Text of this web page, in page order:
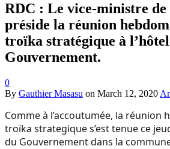
RDC : Le vice-ministre de
préside la réunion
troïka stratégique à
Gouvernement.
0
By Gauthier Masasu on March 12, 2020
Comme à l’accoutumée, la réunion
troïka strategique s’est tenue ce
du Gouvernement dans la